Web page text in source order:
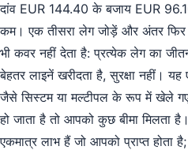
दांव EUR 144.40 के बजाय EUR
कम। एक तीसरा लेग जोड़ें और अंतर
भी कवर नहीं देता है: प्रत्येक लेग का
बेहतर लाइनें खरीदता है, सुरक्षा नहीं।
जैसे सिस्टम या मल्टीपल के रूप में खेले
हो जाता है तो आपको कुछ बीमा मिलता
एकमात्र लाभ हैं जो आपको प्राप्त होता